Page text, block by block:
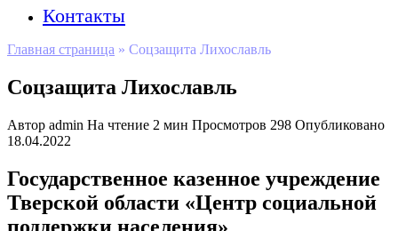
Контакты
Главная страница » Соцзащита Лихославль
Соцзащита Лихославль
Автор admin На чтение 2 мин Просмотров 298 Опубликовано
18.04.2022
Государственное казенное учреждение
Тверской области «Центр социальной
поддержки населения»